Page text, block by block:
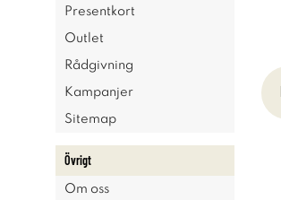
Presentkort
Outlet
Rådgivning
Kampanjer
Sitemap
Övrigt
Om oss